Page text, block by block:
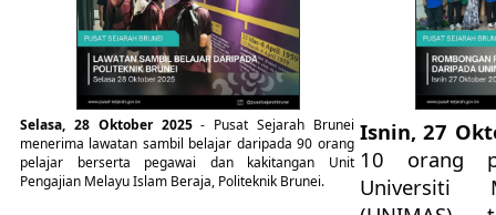
​​Selasa, 28 Oktober 2025- Pusat Sejarah Brunei
menerima lawatan sambil belajar daripada 90 orang
pelajar berserta pegawai dan kakitangan Unit
Pengajian Melayu Islam Beraja, Politeknik Brunei.
​Isnin, 27
10 orang
Universiti